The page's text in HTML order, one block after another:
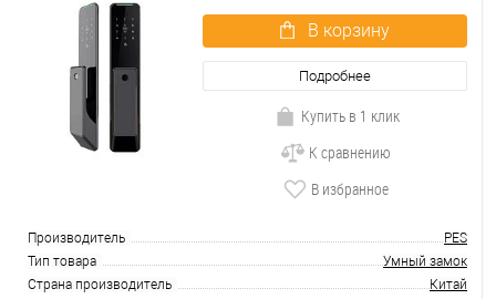
В корзину
Подробнее
Купить в 1 клик
К сравнению
В избранное
Производитель
PES
Тип товара
Умный замок
Страна производитель
Китай